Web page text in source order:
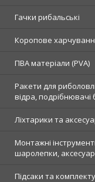
Гачки рибальські
Коропове
ПВА матеріали (PVA)
Ракети для
відра, подрібнювачі
Ліхтарики та
Монтажні
шаролепки,
Підсаки та